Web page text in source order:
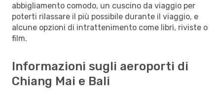
abbigliamento comodo, un cuscino da viaggio per
poterti rilassare il più possibile durante il viaggio, e
alcune opzioni di intrattenimento come libri, riviste o
film.
Informazioni sugli aeroporti di
Chiang Mai e Bali